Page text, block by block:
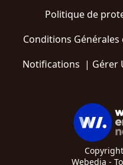
Politique de
Conditions
Notifications | Gérer
Webedia -